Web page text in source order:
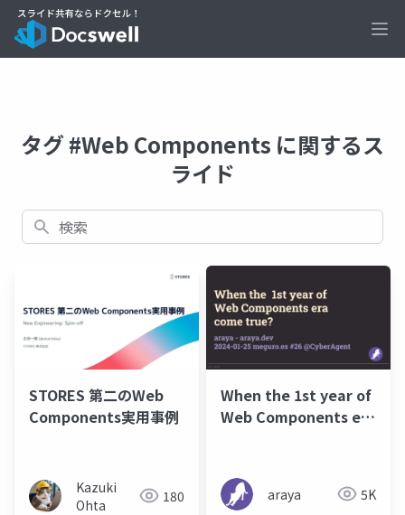
タグ #Web Components に関するス
ライド
検索
STORES 第二のWeb
Components実用事例
Kazuki
Ohta
180
When the 1st year of
Web Components era
araya 5K